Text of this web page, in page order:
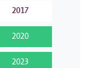
2017
2020
2023